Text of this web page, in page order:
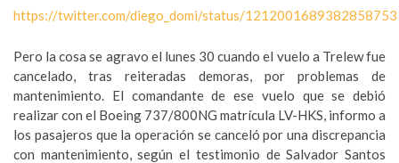
https://twitter.com/diego_domi/status/1212001689382858753
Pero la cosa se agravo el lunes 30 cuando el vuelo a Trelew fue
cancelado, tras reiteradas demoras, por problemas de
mantenimiento. El comandante de ese vuelo que se debió
realizar con el Boeing 737/800NG matrícula LV-HKS, informo a
los pasajeros que la operación se canceló por una discrepancia
con mantenimiento, según el testimonio de Salvador Santos